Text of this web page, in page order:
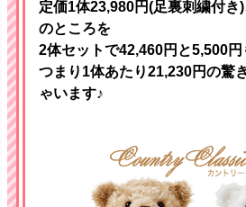
定価1体23,980円(足裏刺繍付き
のところを
2体セットで42,460円と5,500円
つまり1体あたり21,230円の驚
ゃいます♪